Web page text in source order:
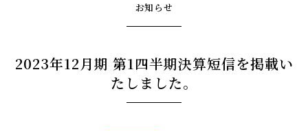
お知らせ
2023年12月期 第1四半期決算短信を掲載い
たしました。